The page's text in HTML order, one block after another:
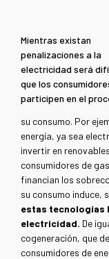
Mientras existan
penalizaciones a la
electricidad será
que los
participen en el
su consumo. Por
energía, ya sea
invertir en
consumidores de
financian los
su consumo induce,
estas tecnologías
electricidad. De
cogeneración, que
consumidores de